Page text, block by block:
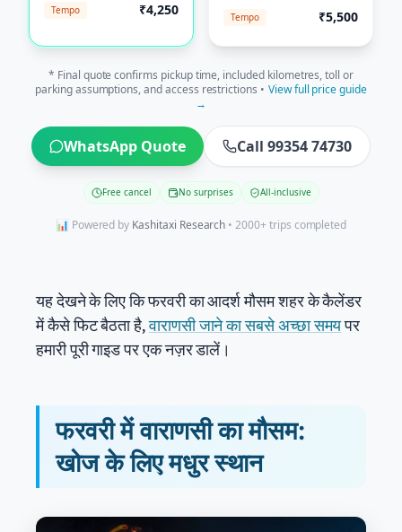
Tempo ₹4,250 Tempo ₹5,500
* Final quote confirms pickup time, included kilometres, toll or
parking assumptions, and access restrictions • View full price guide
→
WhatsApp Quote Call 99354 74730
Free cancel No surprises All-inclusive
📊 Powered by Kashitaxi Research • 2000+ trips completed
यह देखने के लिए कि फरवरी का आदर्श मौसम शहर के कैलेंडर
में कैसे फिट बैठता है,वाराणसी जाने का सबसे अच्छा समयपर
हमारी पूरी गाइड पर एक नज़र डालें।
फरवरी में वाराणसी का मौसम:
खोज के लिए मधुर स्थान